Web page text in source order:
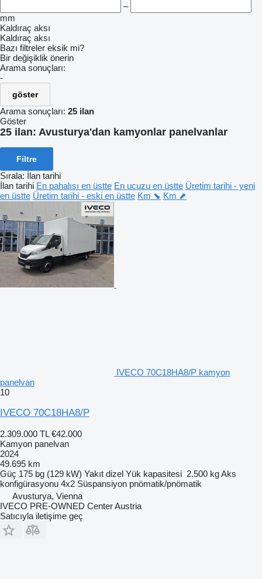
–
mm
Kaldıraç aksı
Kaldıraç aksı
Bazı filtreler eksik mi?
Bir değişiklik önerin
Arama sonuçları:
-
göster
Arama sonuçları: 25 ilan
Göster
25 ilan: Avusturya'dan kamyonlar panelvanlar
Filtre
Sırala: İlan tarihi
İlan tarihi En pahalısı en üstte En ucuzu en üstte Üretim tarihi - yeni
en üstte Üretim tarihi - eski en üstte Km ⬊ Km ⬈
IVECO 70C18HA8/P kamyon
panelvan
10
IVECO 70C18HA8/P
2.309.000 TL €42.000
Kamyon panelvan
2024
49.695 km
Güç 175 bg (129 kW) Yakıt dizel Yük kapasitesi 2.500 kgAks
konfigürasyonu 4x2 Süspansiyon pnömatik/pnömatik
Avusturya, Vienna
IVECO PRE-OWNED Center Austria
Satıcıyla iletişime geç